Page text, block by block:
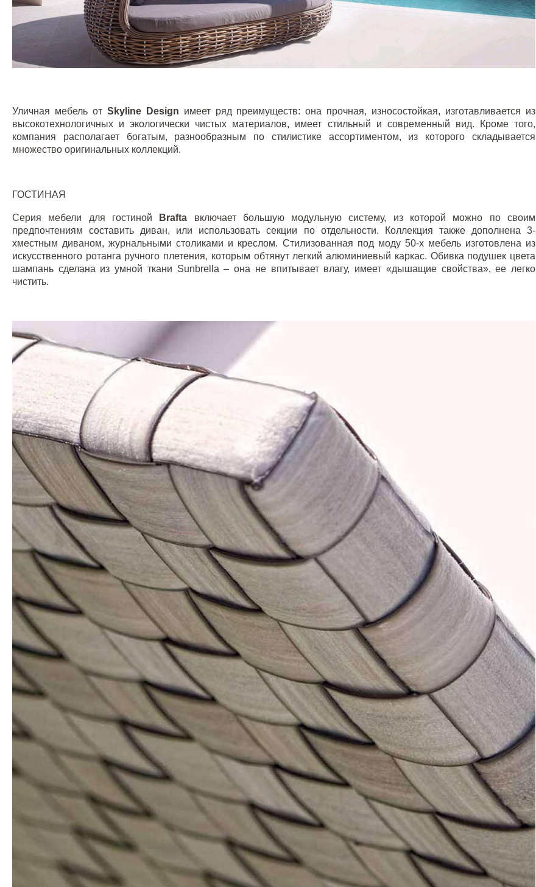
Уличная мебель от Skyline Design имеет ряд преимуществ: она прочная, износостойкая, изготавливается из
высокотехнологичных и экологически чистых материалов, имеет стильный и современный вид. Кроме того,
компания располагает богатым, разнообразным по стилистике ассортиментом, из которого складывается
множество оригинальных коллекций.
ГОСТИНАЯ
Серия мебели для гостиной Brafta включает большую модульную систему, из которой можно по своим
предпочтениям составить диван, или использовать секции по отдельности. Коллекция также дополнена 3-
хместным диваном, журнальными столиками и креслом. Стилизованная под моду 50-х мебель изготовлена из
искусственного ротанга ручного плетения, которым обтянут легкий алюминиевый каркас. Обивка подушек цвета
шампань сделана из умной ткани Sunbrella – она не впитывает влагу, имеет «дышащие свойства», ее легко
чистить.